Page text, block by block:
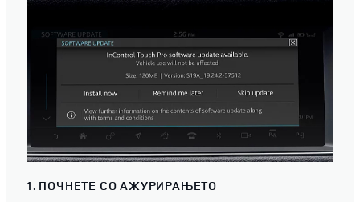
1. ПОЧНЕТЕ СО АЖУРИРАЊЕТО